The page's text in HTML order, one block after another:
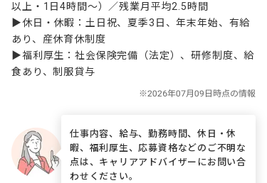
以上・1日4時間〜）／残業月平均2.5時間
▶休日・休暇：土日祝、夏季3日、年末年始、有給
あり、産休育休制度
▶福利厚生：社会保険完備（法定）、研修制度、給
食あり、制服貸与
仕事内容、給与、勤務時間、休日・休
暇、福利厚生、応募資格などのご不明な
点は、キャリアアドバイザーにお問い合
わせください。